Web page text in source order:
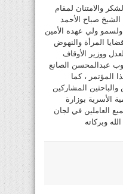
والامتنان لمقام
صباح الأحمد
ولسمو ولي عهده الأمين
المرأة والنهوض
ووزير الأوقاف
عبدالمحسن الصانع
المؤتمر ، كما
والباحثين المشاركين
الأسرية بوزارة
العاملين في لجان
وبركاته